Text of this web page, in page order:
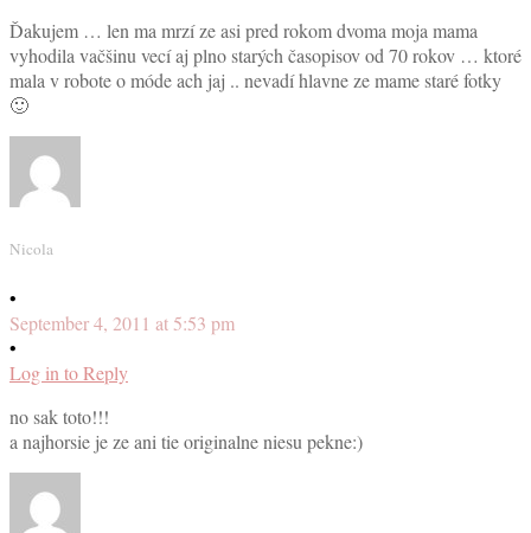
Ďakujem … len ma mrzí ze asi pred rokom dvoma moja mama
vyhodila vačšinu vecí aj plno starých časopisov od 70 rokov … ktoré
mala v robote o móde ach jaj .. nevadí hlavne ze mame staré fotky
🙂
Nicola
•
September 4, 2011 at 5:53 pm
•
Log in to Reply
no sak toto!!!
a najhorsie je ze ani tie originalne niesu pekne:)